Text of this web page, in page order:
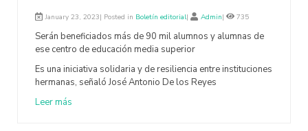
January 23, 2023| Posted in Boletín editorial| Admin| 735
Serán beneficiados más de 90 mil alumnos y alumnas de
ese centro de educación media superior
Es una iniciativa solidaria y de resiliencia entre instituciones
hermanas, señaló José Antonio De los Reyes
Leer más